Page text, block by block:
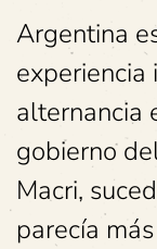
Argentina
alternancia
gobierno
Macri,
parecía